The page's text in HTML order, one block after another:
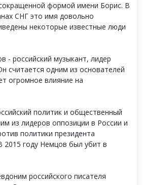
формой имени Борис. В
СНГ это имя довольно
некоторые известные люди
- российский музыкант, лидер
считается одним из основателей
огромное влияние на
политик и общественный
из лидеров оппозиции в России и
политики президента
2015 году Немцов был убит в
российского писателя